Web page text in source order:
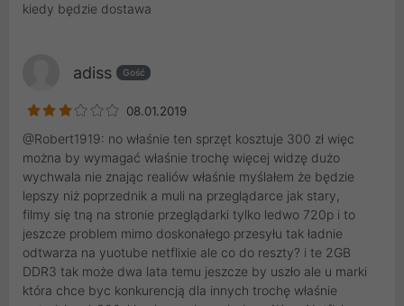
kiedy będzie dostawa
adiss Gość
08.01.2019
@Robert1919: no właśnie ten sprzęt kosztuje 300 zł więc
można by wymagać właśnie trochę więcej widzę dużo
wychwala nie znając realiów właśnie myślałem że będzie
lepszy niż poprzednik a muli na przeglądarce jak stary,
filmy się tną na stronie przeglądarki tylko ledwo 720p i to
jeszcze problem mimo doskonałego przesyłu tak ładnie
odtwarza na yuotube netflixie ale co do reszty? i te 2GB
DDR3 tak może dwa lata temu jeszcze by uszło ale u marki
która chce byc konkurencją dla innych trochę właśnie